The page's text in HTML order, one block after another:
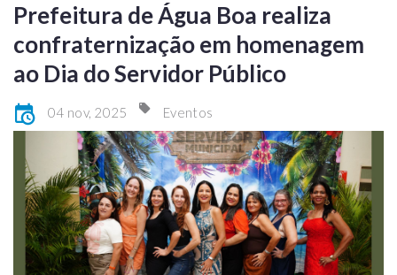
Prefeitura de Água Boa realiza
confraternização em homenagem
ao Dia do Servidor Público
04 nov, 2025 Eventos